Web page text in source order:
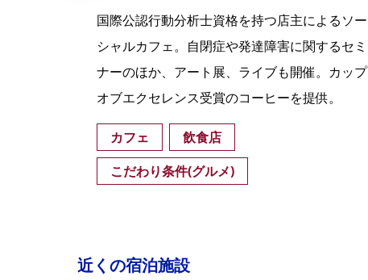
国際公認行動分析士資格を持つ店主によるソー
シャルカフェ。自閉症や発達障害に関するセミ
ナーのほか、アート展、ライブも開催。カップ
オブエクセレンス受賞のコーヒーを提供。
カフェ
飲食店
こだわり条件(グルメ)
近くの宿泊施設